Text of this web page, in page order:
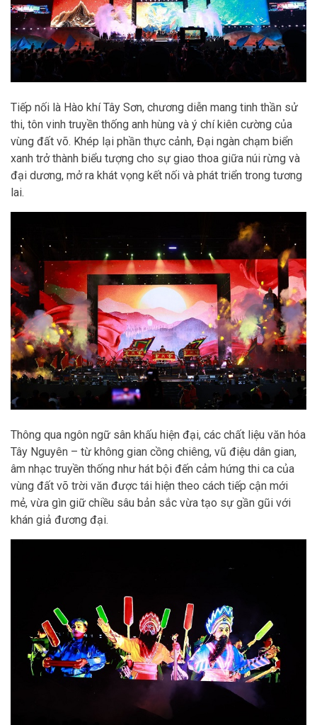
Tiếp nối là Hào khí Tây Sơn, chương diễn mang tinh thần sử
thi, tôn vinh truyền thống anh hùng và ý chí kiên cường của
vùng đất võ. Khép lại phần thực cảnh, Đại ngàn chạm biển
xanh trở thành biểu tượng cho sự giao thoa giữa núi rừng và
đại dương, mở ra khát vọng kết nối và phát triển trong tương
lai.
Thông qua ngôn ngữ sân khấu hiện đại, các chất liệu văn hóa
Tây Nguyên – từ không gian cồng chiêng, vũ điệu dân gian,
âm nhạc truyền thống như hát bội đến cảm hứng thi ca của
vùng đất võ trời văn được tái hiện theo cách tiếp cận mới
mẻ, vừa gìn giữ chiều sâu bản sắc vừa tạo sự gần gũi với
khán giả đương đại.